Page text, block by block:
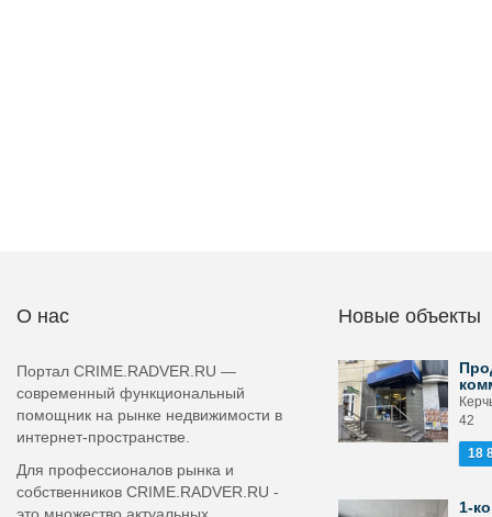
О нас
Портал CRIME.RADVER.RU —
современный функциональный
помощник на рынке недвижимости в
интернет-пространстве.
Для профессионалов рынка и
собственников CRIME.RADVER.RU -
Новые объекты
42
18
1-